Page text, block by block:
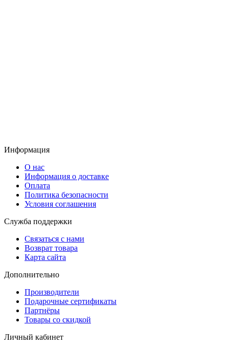
Информация
О нас
Информация о доставке
Оплата
Политика безопасности
Условия соглашения
Служба поддержки
Связаться с нами
Возврат товара
Карта сайта
Дополнительно
Производители
Подарочные сертификаты
Партнёры
Товары со скидкой
Личный кабинет